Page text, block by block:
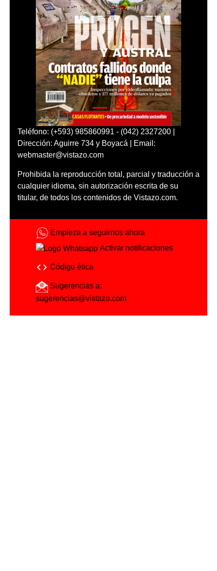
Teléfono: (+593) 985860991 - (042) 2327200 |
Dirección: Aguirre 734 y Boyacá | Email:
webmaster@vistazo.com
Prohibida la reproducción total, parcial y traducción a
cualquier idioma, sin autorización escrita de su
titular, de todos los contenidos de Vistazo.com.
Empieza a seguirnos ahora
Activar notificaciones
Código ética
Sugerencias a:
sugerencias@vistazo.com